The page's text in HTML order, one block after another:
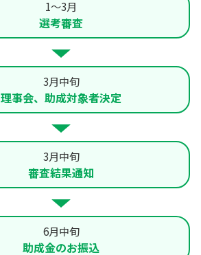
1〜3月
選考審査
3月中旬
理事会、助成対象者決定
3月中旬
審査結果通知
6月中旬
助成金のお振込